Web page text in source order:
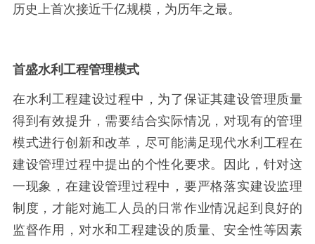
历史上首次接近千亿规模，为历年之最。
首盛水利工程管理模式
在水利工程建设过程中，为了保证其建设管理质量
得到有效提升，需要结合实际情况，对现有的管理
模式进行创新和改革，尽可能满足现代水利工程在
建设管理过程中提出的个性化要求。因此，针对这
一现象，在建设管理过程中，要严格落实建设监理
制度，才能对施工人员的日常作业情况起到良好的
监督作用，对水和工程建设的质量、安全性等因素